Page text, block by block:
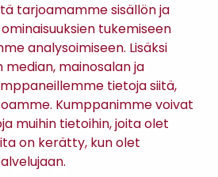
tarjoamamme sisällön ja
tukemiseen
analysoimiseen. Lisäksi
median, mainosalan ja
tietoja siitä,
Kumppanimme voivat
muihin tietoihin, joita olet
on kerätty, kun olet
Maksutavat